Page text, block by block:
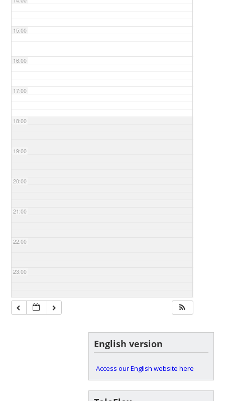
15:00
16:00
17:00
18:00
19:00
20:00
21:00
22:00
23:00
English version
Access our English website here